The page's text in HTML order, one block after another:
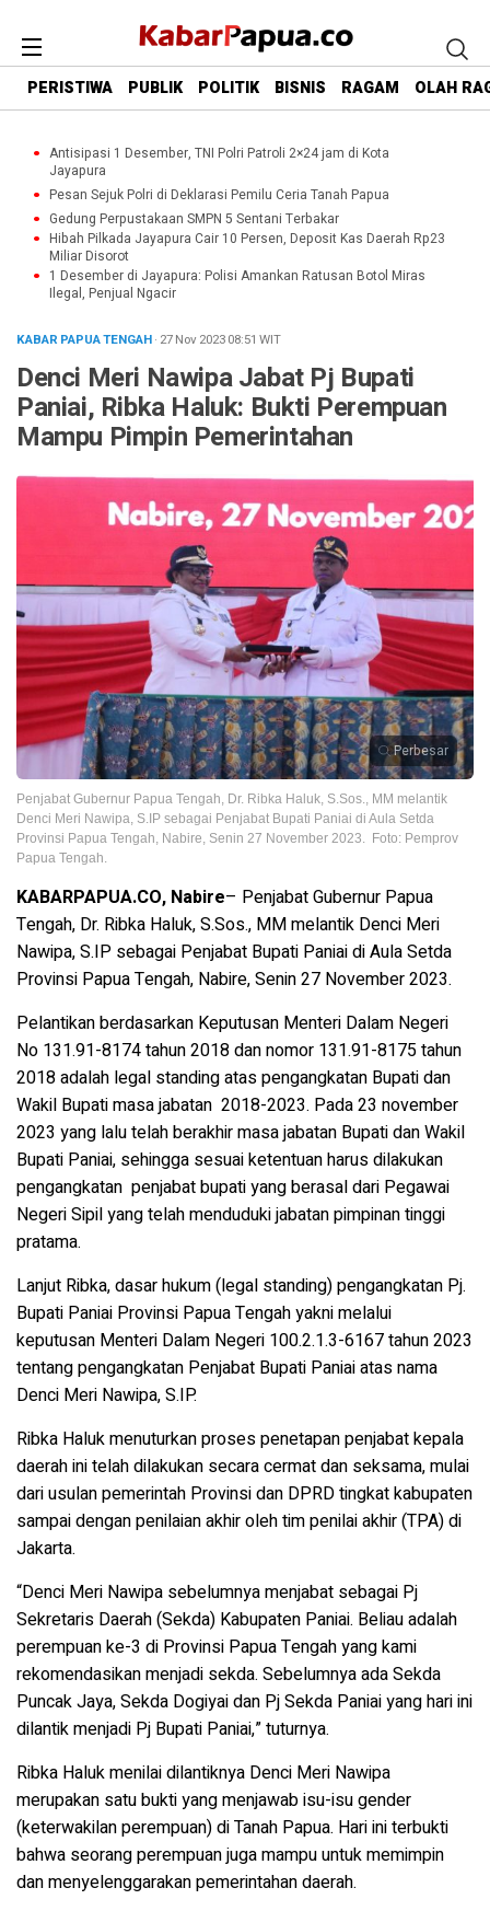
PERISTIWA PUBLIK POLITIK BISNIS RAGAM OLAH
Antisipasi 1 Desember, TNI Polri Patroli 2×24 jam di Kota
Jayapura
Pesan Sejuk Polri di Deklarasi Pemilu Ceria Tanah Papua
Gedung Perpustakaan SMPN 5 Sentani Terbakar
Hibah Pilkada Jayapura Cair 10 Persen, Deposit Kas Daerah Rp23
Miliar Disorot
1 Desember di Jayapura: Polisi Amankan Ratusan Botol Miras
Ilegal, Penjual Ngacir
KABAR PAPUA TENGAH· 27 Nov 202308:51 WIT
Denci Meri Nawipa Jabat Pj Bupati
Paniai, Ribka Haluk: Bukti Perempuan
Mampu Pimpin Pemerintahan
Perbesar
Penjabat Gubernur Papua Tengah, Dr. Ribka Haluk, S.Sos., MM melantik
Denci Meri Nawipa, S.IP sebagai Penjabat Bupati Paniai di Aula Setda
Provinsi Papua Tengah, Nabire, Senin 27 November 2023. Foto: Pemprov
Papua Tengah.
KABARPAPUA.CO, Nabire– Penjabat Gubernur Papua
Tengah, Dr. Ribka Haluk, S.Sos., MM melantik Denci Meri
Nawipa, S.IP sebagai Penjabat Bupati Paniai di Aula Setda
Provinsi Papua Tengah, Nabire, Senin 27 November 2023.
Pelantikan berdasarkan Keputusan Menteri Dalam Negeri
No 131.91-8174 tahun 2018 dan nomor 131.91-8175 tahun
2018 adalah legal standing atas pengangkatan Bupati dan
Wakil Bupati masa jabatan 2018-2023. Pada 23 november
2023 yang lalu telah berakhir masa jabatan Bupati dan Wakil
Bupati Paniai, sehingga sesuai ketentuan harus dilakukan
pengangkatan penjabat bupati yang berasal dari Pegawai
Negeri Sipil yang telah menduduki jabatan pimpinan tinggi
pratama.
Lanjut Ribka, dasar hukum (legal standing) pengangkatan Pj.
Bupati Paniai Provinsi Papua Tengah yakni melalui
keputusan Menteri Dalam Negeri 100.2.1.3-6167 tahun 2023
tentang pengangkatan Penjabat Bupati Paniai atas nama
Denci Meri Nawipa, S.IP.
Ribka Haluk menuturkan proses penetapan penjabat kepala
daerah ini telah dilakukan secara cermat dan seksama, mulai
dari usulan pemerintah Provinsi dan DPRD tingkat kabupaten
sampai dengan penilaian akhir oleh tim penilai akhir (TPA) di
Jakarta.
“Denci Meri Nawipa sebelumnya menjabat sebagai Pj
Sekretaris Daerah (Sekda) Kabupaten Paniai. Beliau adalah
perempuan ke-3 di Provinsi Papua Tengah yang kami
rekomendasikan menjadi sekda. Sebelumnya ada Sekda
Puncak Jaya, Sekda Dogiyai dan Pj Sekda Paniai yang hari ini
dilantik menjadi Pj Bupati Paniai,” tuturnya.
Ribka Haluk menilai dilantiknya Denci Meri Nawipa
merupakan satu bukti yang menjawab isu-isu gender
(keterwakilan perempuan) di Tanah Papua. Hari ini terbukti
bahwa seorang perempuan juga mampu untuk memimpin
dan menyelenggarakan pemerintahan daerah.